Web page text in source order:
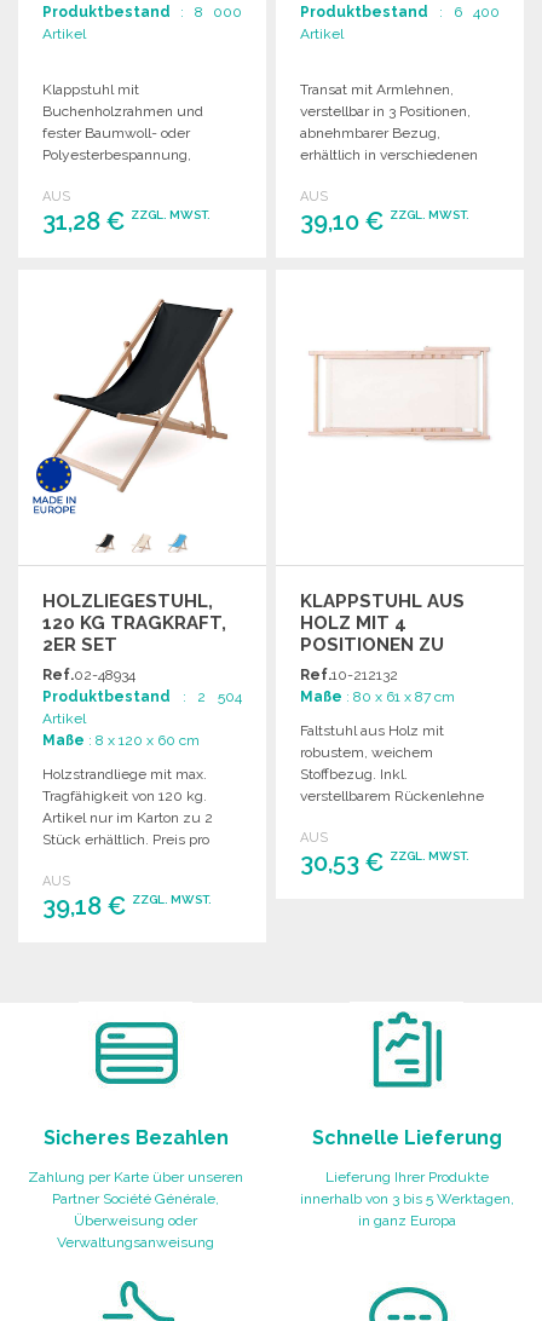
Produktbestand : 8 000
Artikel
Klappstuhl mit
Buchenholzrahmen und
fester Baumwoll- oder
Polyesterbespannung,
Mindestbestellmenge: 50
Stück.
AUS
31,28 € ZZGL. MWST.
Angebot anfordern
Produktbestand : 6 400
Artikel
Transat mit Armlehnen,
verstellbar in 3 Positionen,
abnehmbarer Bezug,
erhältlich in verschiedenen
Mindestbestellmenge: 50
Stück.
AUS
39,10 € ZZGL. MWST.
HOLZLIEGESTUHL,
120 KG TRAGKRAFT,
2ER SET
Ref.02-48934
Produktbestand : 2 504
Artikel
Maße : 8 x 120 x 60 cm
Holzstrandliege mit max.
Tragfähigkeit von 120 kg.
Artikel nur im Karton zu 2
Stück erhältlich. Preis pro
AUS
39,18 € ZZGL. MWST.
KLAPPSTUHL AUS
HOLZ MIT 4
POSITIONEN ZU
GROSSHANDELSPREISEN
Ref.10-212132
Maße : 80 x 61 x 87 cm
Faltstuhl aus Holz mit
robustem, weichem
Stoffbezug. Inkl.
verstellbarem Rückenlehne
optimalen Komfort.
AUS
30,53 € ZZGL. MWST.
Sicheres Bezahlen
Zahlung per Karte über unseren
Partner Société Générale,
Überweisung oder
Verwaltungsanweisung
Schnelle Lieferung
Lieferung Ihrer Produkte
innerhalb von 3 bis 5 Werktagen,
in ganz Europa